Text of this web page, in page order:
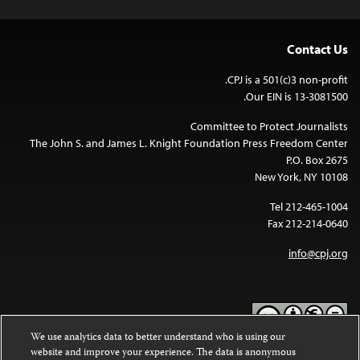
Contact Us
CPJ is a 501(c)3 non-profit.
Our EIN is 13-3081500.
Committee to Protect Journalists
The John S. and James L. Knight Foundation Press Freedom Center
P.O. Box 2675
New York, NY 10108
Tel 212-465-1004
Fax 212-214-0640
info@cpj.org
Except where noted, text on this website is licensed under a
We use analytics data to better understand who is using our
website and improve your experience. The data is anonymous